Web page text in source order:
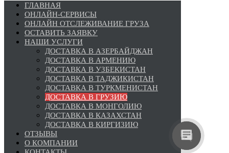
ГЛАВНАЯ
ОНЛАЙН-СЕРВИСЫ
ОНЛАЙН ОТСЛЕЖИВАНИЕ ГРУЗА
ОСТАВИТЬ ЗАЯВКУ
НАШИ УСЛУГИ
ДОСТАВКА В АЗЕРБАЙДЖАН
ДОСТАВКА В АРМЕНИЮ
ДОСТАВКА В УЗБЕКИСТАН
ДОСТАВКА В ТАДЖИКИСТАН
ДОСТАВКА В ТУРКМЕНИСТАН
ДОСТАВКА В ГРУЗИЮ
ДОСТАВКА В МОНГОЛИЮ
ДОСТАВКА В КАЗАХСТАН
ДОСТАВКА В КИРГИЗИЮ
ОТЗЫВЫ
О КОМПАНИИ